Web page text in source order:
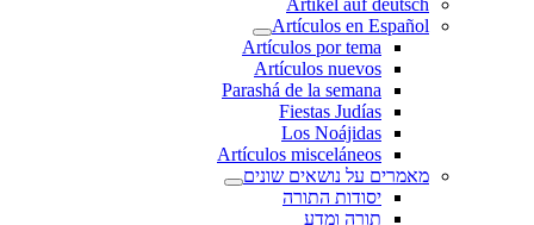
Artikel auf deutsch
Artículos en Español
Artículos por tema
Artículos nuevos
Parashá de la semana
Fiestas Judías
Los Noájidas
Artículos misceláneos
מאמרים על נושאים שונים
יסודות התורה
תורה ומדע